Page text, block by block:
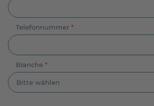
Telefonnummer *
Branche *